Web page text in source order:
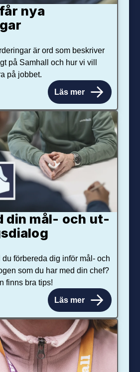
nya
är ord som beskriver
på Samhall och hur vi vill
på jobbet.
Läs mer
din mål- och ut­
förbereda dig inför mål- och
som du har med din chef?
finns bra tips!
Läs mer